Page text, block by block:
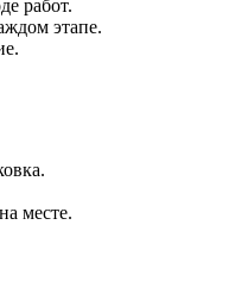
работ.
этапе.
месте.